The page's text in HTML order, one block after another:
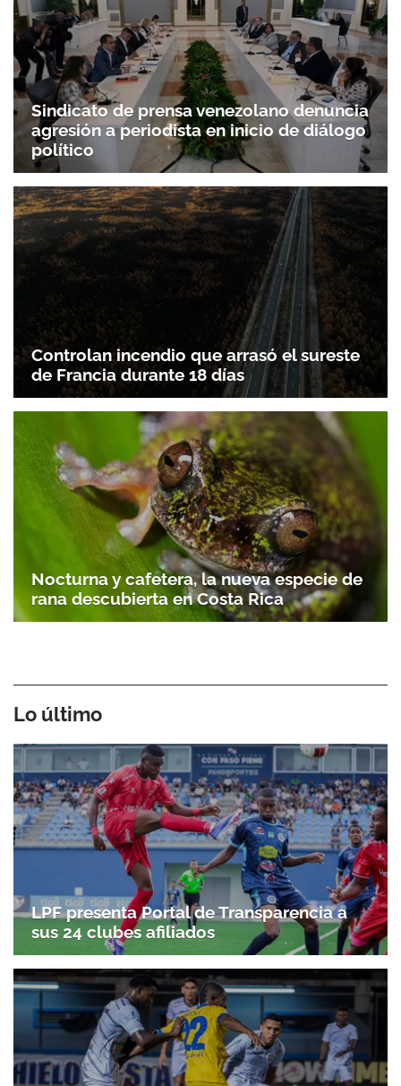
Sindicato de prensa venezolano denuncia
agresión a periodista en inicio de diálogo
político
Controlan incendio que arrasó el sureste
de Francia durante 18 días
Nocturna y cafetera, la nueva especie de
rana descubierta en Costa Rica
Lo último
LPF presenta Portal de Transparencia a
sus 24 clubes afiliados